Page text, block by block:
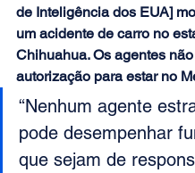
de Inteligência dos EUA]
um acidente de carro no
Chihuahua. Os agentes
autorização para estar no
“Nenhum agente
pode desempenhar
que sejam de